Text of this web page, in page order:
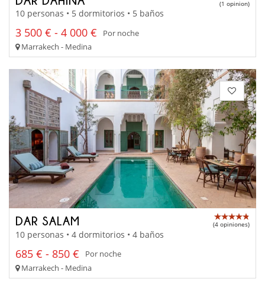
(1 opinion)
10 personas • 5 dormitorios • 5 baños
3 500 € - 4 000 €
Por noche
Marrakech - Medina
DAR SALAM (4 opiniones)
10 personas • 4 dormitorios • 4 baños
685 € - 850 €
Por noche
Marrakech - Medina